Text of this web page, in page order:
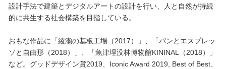
設計手法で建築とデジタルアートの設計を行い、人と自然が持続
的に共生する社会構築を目指している。
おもな作品に「綾瀬の基板工場（2017）」、「パンとエスプレッ
ソと自由形（2018）」、「魚津埋没林博物館KININAL（2018）」
など。グッドデザイン賞2019、Iconic Award 2019, Best of Best、